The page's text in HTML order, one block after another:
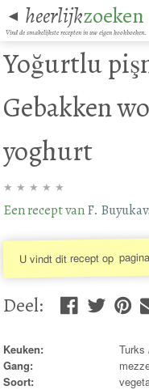
◄ heerlijkzoeken
Vind de smakelijkste recepten in uw eigen kookboeken.
Yoğurtlu
Gebakken
yoghurt
★ ★ ★ ★ ★
Een recept vanF.
U vindt dit recept op
Deel:
Keuken:
Turks
Gang:
Soort: